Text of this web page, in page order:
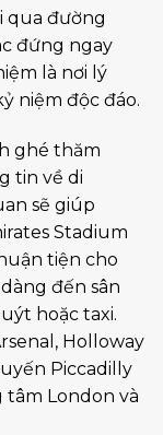
qua đường
đứng ngay
là nơi lý
niệm độc đáo.
ghé thăm
tin về di
sẽ giúp
Stadium
tiện cho
đến sân
hoặc taxi.
Holloway
Piccadilly
London và